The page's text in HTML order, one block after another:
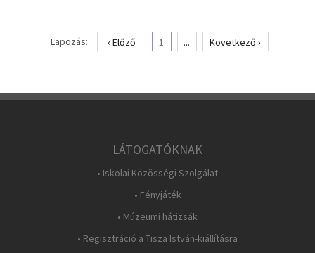
Lapozás: ‹ Előző 1 ... Következő ›
LÁTOGATÓKNAK
• Iskolai Közösségi Szolgálat
• Fényjáték
• Múzeumi hátizsák
• Regisztráció a Tisza István-kiállításra